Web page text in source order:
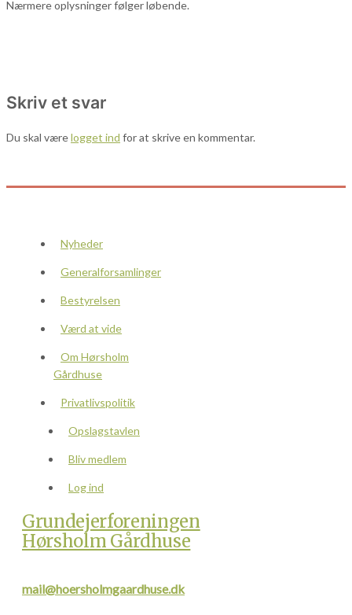
Nærmere oplysninger følger løbende.
Skriv et svar
Du skal værelogget ind for at skrive en kommentar.
Nyheder
Generalforsamlinger
Bestyrelsen
Værd at vide
Om Hørsholm
Gårdhuse
Privatlivspolitik
Opslagstavlen
Bliv medlem
Log ind
Grundejerforeningen
Hørsholm Gårdhuse
mail@hoersholmgaardhuse.dk